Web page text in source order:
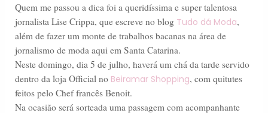
Quem me passou a dica foi a queridíssima e super talentosa
jornalista Lise Crippa, que escreve no blog Tudo dá Moda,
além de fazer um monte de trabalhos bacanas na área de
jornalismo de moda aqui em Santa Catarina.
Neste domingo, dia 5 de julho, haverá um chá da tarde servido
dentro da loja Official no Beiramar Shopping, com quitutes
feitos pelo Chef francês Benoit.
Na ocasião será sorteada uma passagem com acompanhante